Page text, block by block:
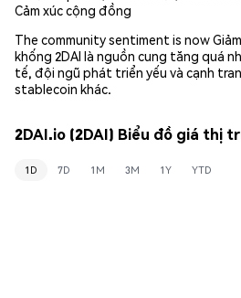
Cảm xúc cộng đồng
The community sentiment is now
khống 2DAI là nguồn cung tăng quá
tế, đội ngũ phát triển yếu và cạnh
stablecoin khác.
2DAI.io (2DAI) Biểu đồ giá thị
1D 7D 1M 3M 1Y YTD